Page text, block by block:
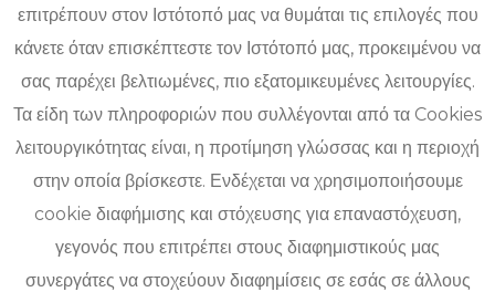
επιτρέπουν στον Ιστότοπό μας να θυμάται τις επιλογές που
κάνετε όταν επισκέπτεστε τον Ιστότοπό μας, προκειμένου να
σας παρέχει βελτιωμένες, πιο εξατομικευμένες λειτουργίες.
Τα είδη των πληροφοριών που συλλέγονται από τα Cookies
λειτουργικότητας είναι, η προτίμηση γλώσσας και η περιοχή
στην οποία βρίσκεστε. Ενδέχεται να χρησιμοποιήσουμε
cookie διαφήμισης και στόχευσης για επαναστόχευση,
γεγονός που επιτρέπει στους διαφημιστικούς μας
συνεργάτες να στοχεύουν διαφημίσεις σε εσάς σε άλλους